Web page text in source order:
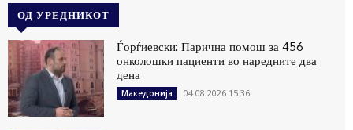
ОД УРЕДНИКОТ
Ѓорѓиевски: Парична помош за 456
онколошки пациенти во наредните два
дена
Македонија 04.08.2026 15:36